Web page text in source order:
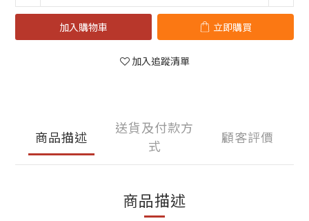
加入購物車 立即購買
加入追蹤清單
商品描述
送貨及付款方
式
顧客評價
商品描述